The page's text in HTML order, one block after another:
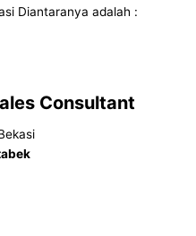
Diantaranya adalah :
Consultant